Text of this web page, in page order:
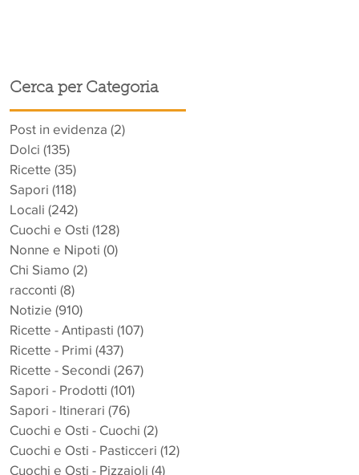
Cerca per Categoria
Post in evidenza (2)
Dolci (135)
Ricette (35)
Sapori (118)
Locali (242)
Cuochi e Osti (128)
Nonne e Nipoti (0)
Chi Siamo (2)
racconti (8)
Notizie (910)
Ricette - Antipasti (107)
Ricette - Primi (437)
Ricette - Secondi (267)
Sapori - Prodotti (101)
Sapori - Itinerari (76)
Cuochi e Osti - Cuochi (2)
Cuochi e Osti - Pasticceri (12)
Cuochi e Osti - Pizzaioli (4)